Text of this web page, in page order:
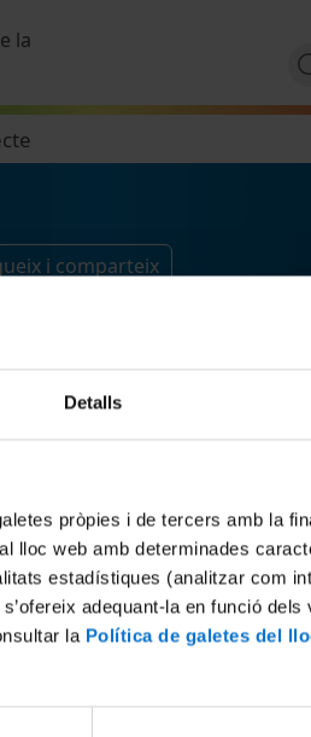
Detalls
pròpies i de tercers amb la
lloc web amb determinades
estadístiques (analitzar com
adequant-la en funció
la Política de galetes del
la
i comparteix